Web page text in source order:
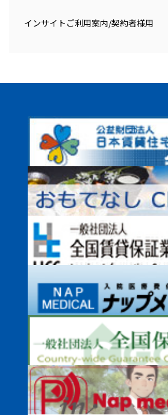
インサイトご利用案内/契約者様用